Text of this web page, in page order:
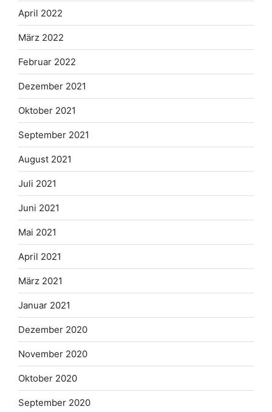
April 2022
März 2022
Februar 2022
Dezember 2021
Oktober 2021
September 2021
August 2021
Juli 2021
Juni 2021
Mai 2021
April 2021
März 2021
Januar 2021
Dezember 2020
November 2020
Oktober 2020
September 2020